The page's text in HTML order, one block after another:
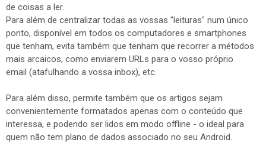
de coisas a ler.
Para além de centralizar todas as vossas "leituras" num único
ponto, disponível em todos os computadores e smartphones
que tenham, evita também que tenham que recorrer a métodos
mais arcaicos, como enviarem URLs para o vosso próprio
email (atafulhando a vossa inbox), etc.
Para além disso, permite também que os artigos sejam
convenientemente formatados apenas com o conteúdo que
interessa, e podendo ser lidos em modo offline - o ideal para
quem não tem plano de dados associado no seu Android.